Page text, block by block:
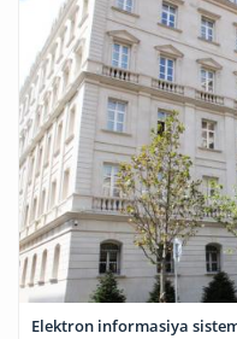
Elektron informasiya